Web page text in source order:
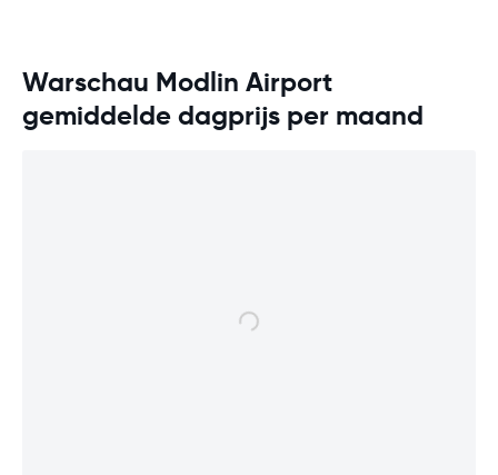
Warschau Modlin Airport
gemiddelde dagprijs per maand